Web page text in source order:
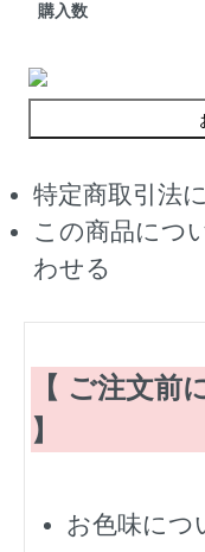
購入数
特定商取引法
この商品につ
わせる
【 ご注文前
】
お色味につ